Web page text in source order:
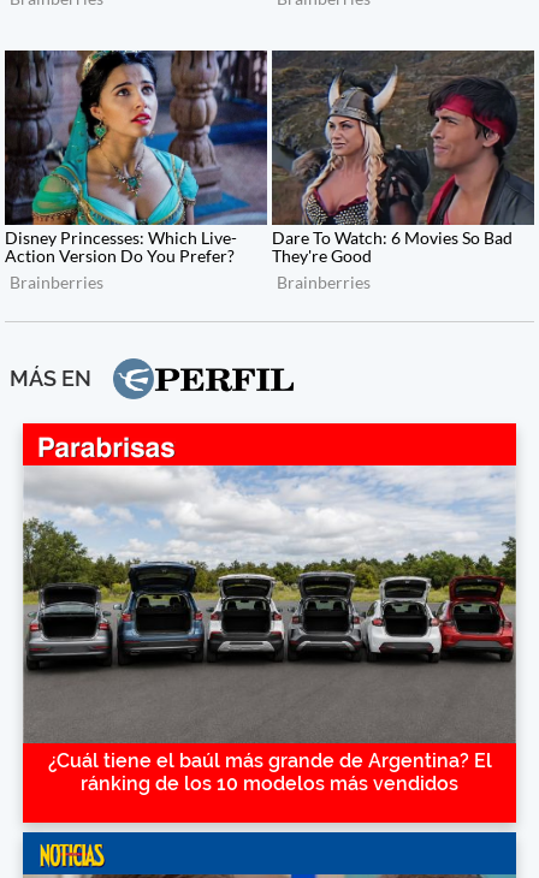
MÁS EN
¿Cuál tiene el baúl más grande de Argentina? El
ránking de los 10 modelos más vendidos